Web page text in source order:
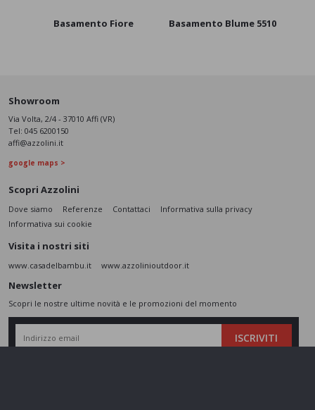
Basamento Fiore Basamento Blume 5510
Showroom
Via Volta, 2/4 - 37010 Affi (VR)
Tel: 045 6200150
affi@azzolini.it
google maps >
Scopri Azzolini
Dove siamo Referenze Contattaci
Informativa sulla privacy
Informativa sui cookie
Visita i nostri siti
www.casadelbambu.it www.azzolinioutdoor.it
Newsletter
Scopri le nostre ultime novità e le promozioni del momento
ISCRIVITI